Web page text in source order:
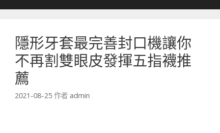
隱形牙套最完善封口機讓你
不再割雙眼皮發揮五指襪推
薦
2021-08-25 作者 admin